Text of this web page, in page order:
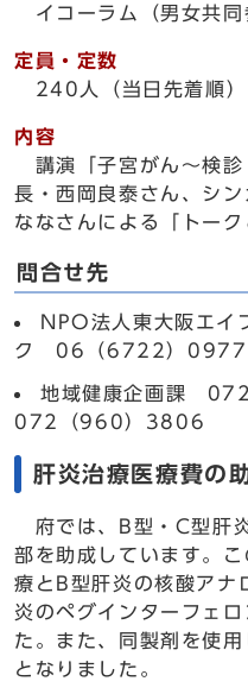
イコーラム（男女共同
定員・定数
240人（当日先着順）
内容
講演「子宮がん～検診
長・西岡良泰さん、シ
ななさんによる「トー
問合せ先
NPO法人東大阪エイ
ク 06（6722）0977
地域健康企画課
072（960）3806
肝炎治療医療費の
府では、B型・C型肝
部を助成しています。
療とB型肝炎の核酸アナ
炎のペグインターフェ
た。また、同製剤を使
となりました。